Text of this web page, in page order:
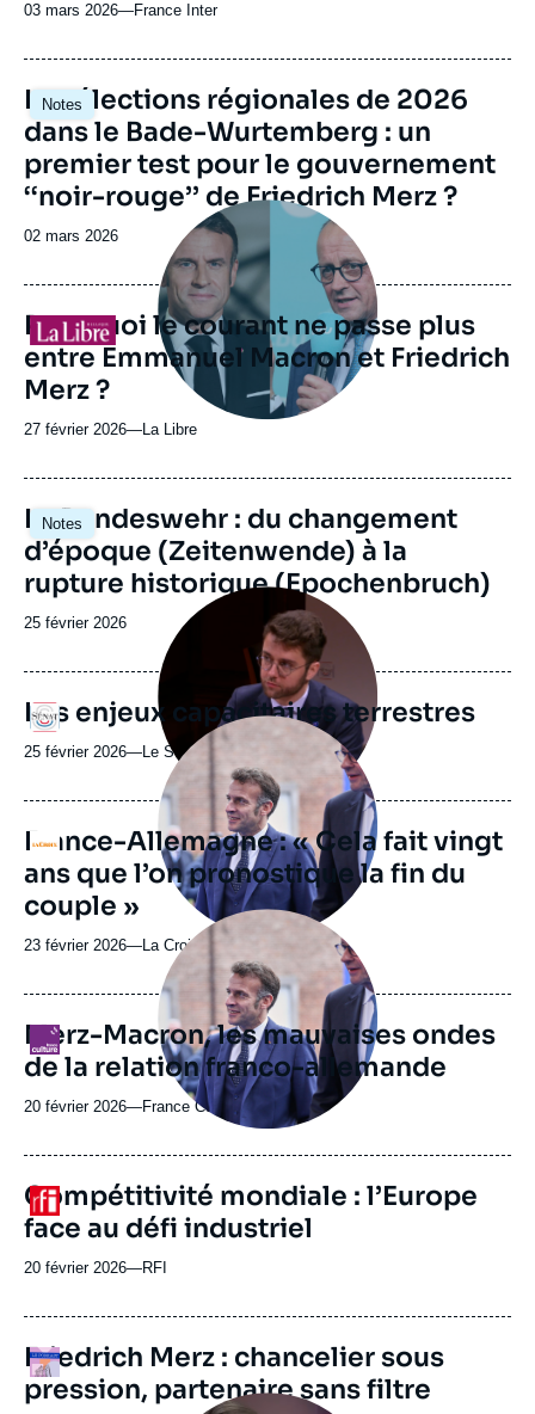
03 mars 2026—Nom
journal,
ou
émission
France Inter
Notes
Image
principale
Les élections régionales de 2026
dans le Bade-Wurtemberg : un
premier test pour le gouvernement
‘‘noir-rouge’’ de Friedrich Merz ?
Date
publication
02 mars 2026
Logo
Image
principale
médiatique
Pourquoi le courant ne passe plus
entre Emmanuel Macron et Friedrich
Merz ?
27 février 2026—Nom
journal,
ou
émission
La Libre
Notes
Image
principale
La Bundeswehr : du changement
d’époque (Zeitenwende) à la
rupture historique (Epochenbruch)
Date
publication
25 février 2026
Logo
Image
principale
médiatique
Les enjeux capacitaires terrestres
25 février 2026—Nom
journal,
revue
ou
émission
Le Sénat
Logo
Image
principale
médiatique
France-Allemagne : « Cela fait vingt
ans que l’on pronostique la fin du
couple »
23 février 2026—Nom
journal,
revue
ou
émission
La Croix
Logo
Image
principale
médiatique
Merz-Macron, les mauvaises ondes
de la relation franco-allemande
20 février 2026—Nom
journal,
ou
émission
France Culture
Logo
URL
de
Spotify
Compétitivité mondiale : l’Europe
face au défi industriel
20 février 2026—Nom
journal,
ou
émission
RFI
Logo
URL
de
Spotify
Friedrich Merz : chancelier sous
pression, partenaire sans filtre
Image